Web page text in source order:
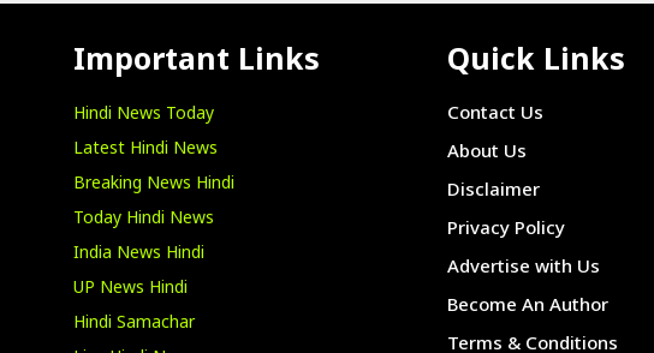
Important Links
Hindi News Today
Latest Hindi News
Breaking News Hindi
Today Hindi News
India News Hindi
UP News Hindi
Hindi Samachar
Quick Links
Contact Us
About Us
Disclaimer
Privacy Policy
Advertise with Us
Become An Author
Terms & Conditions